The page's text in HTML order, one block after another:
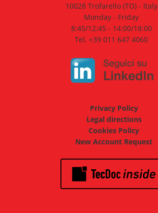
10028 Trofarello (TO) - Italy
Monday - Friday
8:45/12:45 - 14:00/18:00
Tel. +39 011 647 4060
Privacy Policy
Legal directions
Cookies Policy
New Account Request